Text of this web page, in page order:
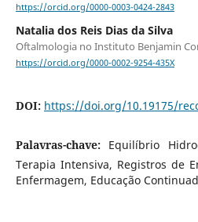
https://orcid.org/0000-0003-0424-2843
Natalia dos Reis Dias da Silva
Oftalmologia no Instituto Benjamin
https://orcid.org/0000-0002-9254-435X
DOI: https://doi.org/10.19175/
Palavras-chave: Equilíbrio
Terapia Intensiva, Registros de
Enfermagem, Educação